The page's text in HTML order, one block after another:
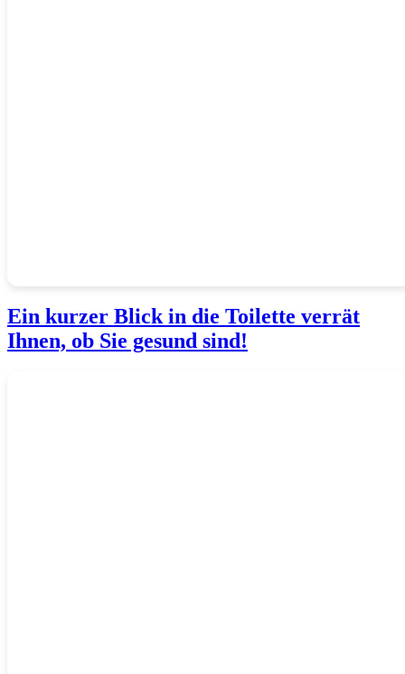
Ein kurzer Blick in die Toilette verrät
Ihnen, ob Sie gesund sind!